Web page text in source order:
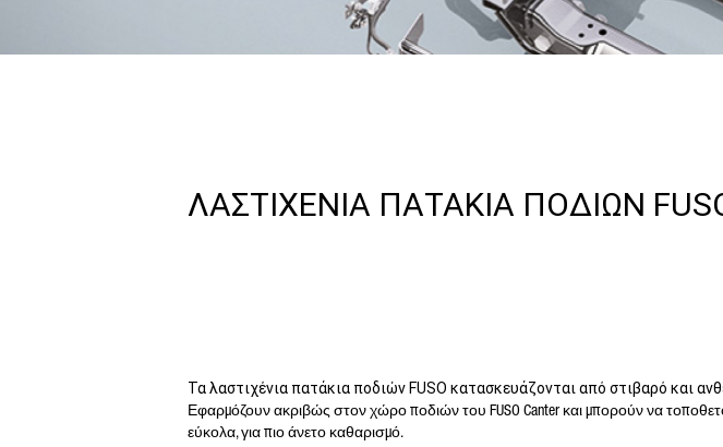
ΛΑΣΤΙΧΕΝΙΑ ΠΑΤΑΚΙΑ ΠΟΔΙΩΝ
Τα λαστιχένια πατάκια ποδιών FUSO κατασκευάζονται από στιβαρό και
Εφαρμόζουν ακριβώς στον χώρο ποδιών του FUSO Canter και μπορούν να
εύκολα, για πιο άνετο καθαρισμό.